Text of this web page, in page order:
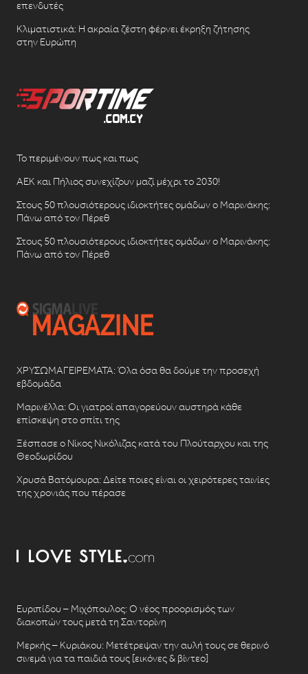
επενδυτές
Κλιματιστικά: Η ακραία ζέστη φέρνει έκρηξη ζήτησης
στην Ευρώπη
Το περιμένουν πως και πως
ΑΕΚ και Πήλιος συνεχίζουν μαζί μέχρι το 2030!
Στους 50 πλουσιότερους ιδιοκτήτες ομάδων ο Μαρινάκης:
Πάνω από τον Πέρεθ
Στους 50 πλουσιότερους ιδιοκτήτες ομάδων ο Μαρινάκης:
Πάνω από τον Πέρεθ
ΧΡΥΣΩΜΑΓΕΙΡΕΜΑΤΑ: Όλα όσα θα δούμε την προσεχή
εβδομάδα
Μαρινέλλα: Οι γιατροί απαγορεύουν αυστηρά κάθε
επίσκεψη στο σπίτι της
Ξέσπασε ο Νίκος Νικόλιζας κατά του Πλούταρχου και της
Θεοδωρίδου
Χρυσά Βατόμουρα: Δείτε ποιες είναι οι χειρότερες ταινίες
της χρονιάς που πέρασε
Ευριπίδου – Μιχόπουλος: Ο νέος προορισμός των
διακοπών τους μετά τη Σαντορίνη
Μερκής – Κυριάκου: Μετέτρεψαν την αυλή τους σε θερινό
σινεμά για τα παιδιά τους [εικόνες & βίντεο]